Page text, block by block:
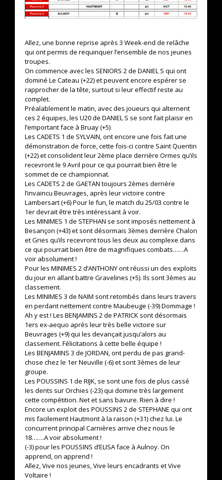
Allez, une bonne reprise après 3 Week-end de relâche
qui ont permis de requinquer l’ensemble de nos jeunes
troupes.
On commence avec les SENIORS 2 de DANIEL S qui ont
dominé Le Cateau (+22) et peuvent encore espérer se
rapprocher de la tête, surtout si leur effectif reste au
complet.
Préalablement le matin, avec des joueurs qui alternent
ces 2 équipes, les U20 de DANIEL S se sont fait plaisir en
l’emportant face à Bruay (+5)
Les CADETS 1 de SYLVAIN, ont encore une fois fait une
démonstration de force, cette fois-ci contre Saint Quentin
(+22) et consolident leur 2ème place derrière Ormes qu’ils
recevront le 9 Avril pour ce qui pourrait bien être le
sommet de ce championnat.
Les CADETS 2 de GAETAN toujours 2èmes derrière
l’invaincu Beuvrages, après leur victoire contre
Lambersart (+6) Pour le fun, le match du 25/03 contre le
1er devrait être très intéressant à voir.
Les MINIMES 1 de STEPHAN se sont imposés nettement à
Besançon (+43) et sont désormais 3èmes derrière Chalon
et Gries qu’ils recevront tous les deux au complexe dans
ce qui pourrait bien être de magnifiques combats……A
voir absolument !
Pour les MINIMES 2 d’ANTHONY ont réussi un des exploits
du jour en allant battre Gravelines (+5). Ils sont 3èmes au
classement.
Les MINIMES 3 de NAIM sont retombés dans leurs travers
en perdant nettement contre Maubeuge (-39) Dommage !
Ah y est ! Les BENJAMINS 2 de PATRICK sont désormais
1ers ex-aequo après leur très belle victoire sur
Beuvrages (+9) qui les devançait jusqu’alors au
classement. Félicitations à cette belle équipe !
Les BENJAMINS 3 de JORDAN, ont perdu de pas grand-
chose chez le 1er Neuville (-6) et sont 3èmes de leur
groupe.
Les POUSSINS 1 de RIJK, se sont une fois de plus cassé
les dents sur Orchies (-23) qui domine très largement
cette compétition. Net et sans bavure. Rien à dire !
Encore un exploit des POUSSINS 2 de STEPHANE qui ont
mis facilement Hautmont à la raison (+31) chez lui. Le
concurrent principal Carnières arrive chez nous le
18…….A voir absolument !
(-3) pour les POUSSINS d’ELISA face à Aulnoy. On
apprend, on apprend !
Allez, Vive nos jeunes, Vive leurs encadrants et Vive
Voltaire !